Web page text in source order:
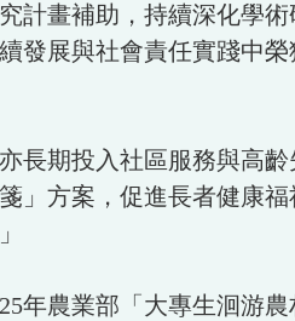
計畫補助，持續深化學
發展與社會責任實踐中
期投入社區服務與高
」方案，促進長者健康
農業部「大專生洄游